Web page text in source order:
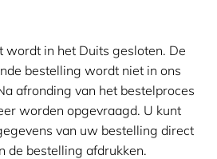
wordt in het Duits gesloten. De
bestelling wordt niet in ons
afronding van het bestelproces
worden opgevraagd. U kunt
van uw bestelling direct
de bestelling afdrukken.